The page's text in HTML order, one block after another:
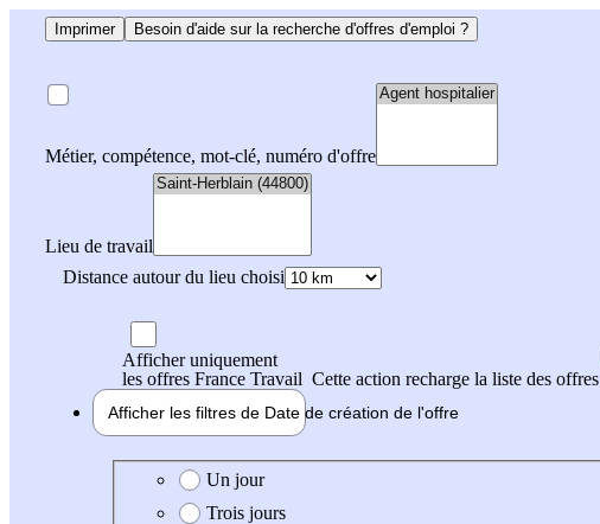
Imprimer Besoin d'aide sur la recherche d'offres d'emploi ?
Métier, compétence, mot-clé, numéro d'offre
Lieu de travail
Distance autour du lieu choisi
Afficher uniquement
les offres France Travail Cette action recharge la liste des offres
Afficher les filtres de Date de création de l'offre
Date de création de l'offre
Un jour
Trois jours